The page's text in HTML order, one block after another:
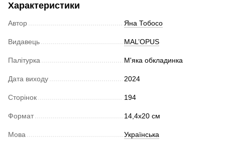
Характеристики
Автор Яна Тобосо
Видавець MAL’OPUS
Палітурка М'яка обкладинка
Дата виходу 2024
Сторінок 194
Формат 14,4x20 cм
Мова Українська